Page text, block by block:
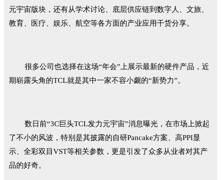
元宇宙版块，还有从学术讨论、底层供应链到数字人、文旅、
教育、医疗、娱乐、航空等各方面的产业应用干货分享。
很多公司也选择在这场“年会”上展示最新的硬件产品，近
期崭露头角的TCL就是其中一家不容小觑的“新势力”。
数日前“3C巨头TCL发力元宇宙”消息曝光，在市场上掀起
了不小的风波，特别是其披露的自研Pancake方案、高PPI显
示、全彩双目VST等相关参数，更是引发了众多从业者对其产
品的好奇。